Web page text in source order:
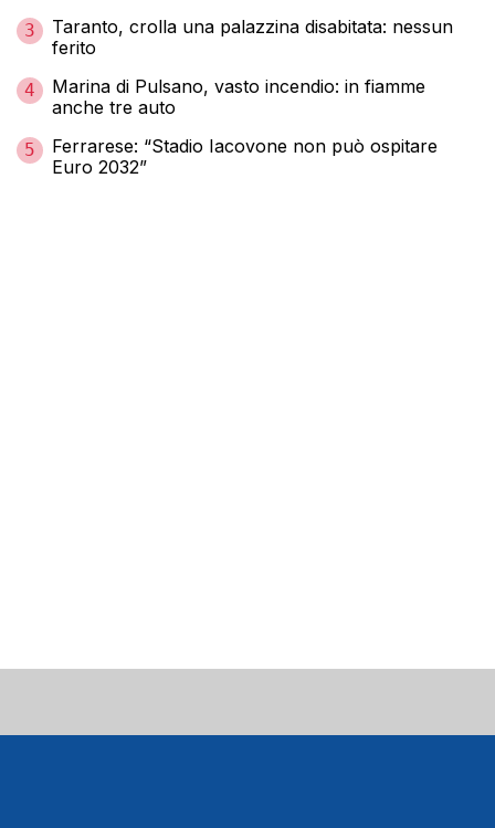
3
Taranto, crolla una palazzina disabitata: nessun
ferito
4
Marina di Pulsano, vasto incendio: in fiamme
anche tre auto
5
Ferrarese: “Stadio Iacovone non può ospitare
Euro 2032”